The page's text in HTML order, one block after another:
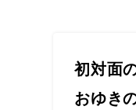
初対面
おゆき